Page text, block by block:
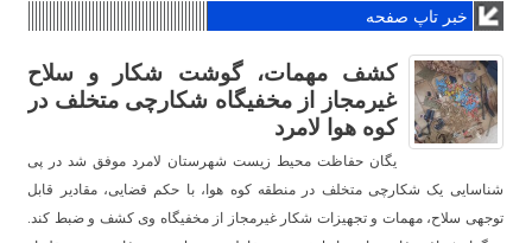
خبر تاپ صفحه
کشف مهمات، گوشت شکار و سلاح
غیرمجاز از مخفیگاه شکارچی متخلف در
کوه هوا لامرد
یگان حفاظت محیط زیست شهرستان لامرد موفق شد در پی
شناسایی یک شکارچی متخلف در منطقه کوه هوا، با حکم قضایی، مقادیر قابل
توجهی سلاح، مهمات و تجهیزات شکار غیرمجاز از مخفیگاه وی کشف و ضبط کند.